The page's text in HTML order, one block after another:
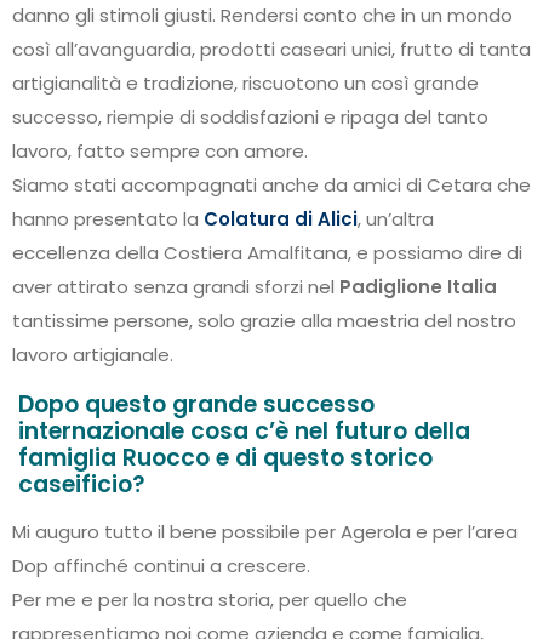
danno gli stimoli giusti. Rendersi conto che in un mondo
così all’avanguardia, prodotti caseari unici, frutto di tanta
artigianalità e tradizione, riscuotono un così grande
successo, riempie di soddisfazioni e ripaga del tanto
lavoro, fatto sempre con amore.
Siamo stati accompagnati anche da amici di Cetara che
hanno presentato la Colatura di Alici, un’altra
eccellenza della Costiera Amalfitana, e possiamo dire di
aver attirato senza grandi sforzi nel Padiglione Italia
tantissime persone, solo grazie alla maestria del nostro
lavoro artigianale.
Dopo questo grande successo
internazionale cosa c’è nel futuro della
famiglia Ruocco e di questo storico
caseificio?
Mi auguro tutto il bene possibile per Agerola e per l’area
Dop affinché continui a crescere.
Per me e per la nostra storia, per quello che
rappresentiamo noi come azienda e come famiglia,